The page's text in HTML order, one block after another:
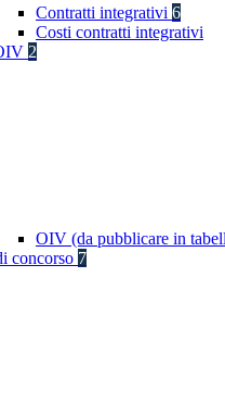
Contratti integrativi 6
Costi contratti integrativi
2
OIV (da pubblicare in
concorso 7